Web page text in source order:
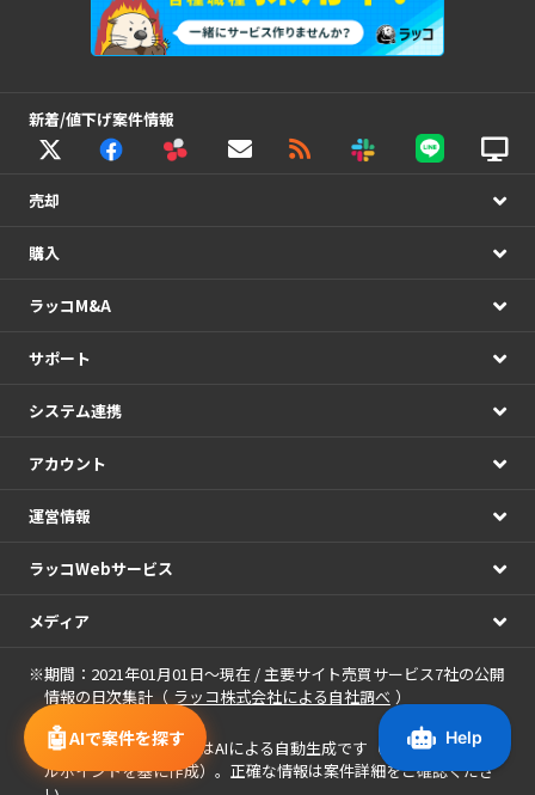
🤖AIで案件を探す
新着/値下げ案件情報
売却
購入
ラッコM&A
サポート
システム連携
アカウント
運営情報
ラッコWebサービス
メディア
※期間：2021年01月01日～現在 / 主要サイト売買サービス7社の公開
情報の日次集計（ ラッコ株式会社による自社調べ ）
※ 案件に表示される画像
はAIによる自動生成です（案件名・アピー
ルポイントを基に作成）。正確な情報は案件詳細をご確認くださ